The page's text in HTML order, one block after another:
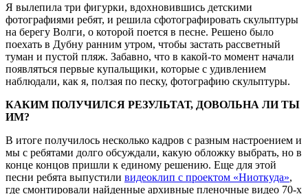
Я вылепила три фигурки, вдохновившись детскими
фотографиями ребят, и решила сфотографировать скульптуры
на берегу Волги, о которой поется в песне. Решено было
поехать в Дубну ранним утром, чтобы застать рассветный
туман и пустой пляж. Забавно, что в какой-то момент начали
появляться первые купальщики, которые с удивлением
наблюдали, как я, ползая по песку, фотографию скульптуры.
КАКИМ ПОЛУЧИЛСЯ РЕЗУЛЬТАТ, ДОВОЛЬНА ЛИ ТЫ
ИМ?
В итоге получилось несколько кадров с разным настроением и
мы с ребятами долго обсуждали, какую обложку выбрать, но в
конце концов пришли к единому решению. Еще для этой
песни ребята выпустили видеоклип с проектом «Ниоткуда»,
где смонтировали найденные архивные пленочные видео 70-х